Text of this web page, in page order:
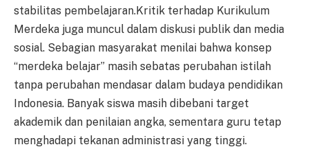
stabilitas pembelajaran.Kritik terhadap Kurikulum
Merdeka juga muncul dalam diskusi publik dan media
sosial. Sebagian masyarakat menilai bahwa konsep
“merdeka belajar” masih sebatas perubahan istilah
tanpa perubahan mendasar dalam budaya pendidikan
Indonesia. Banyak siswa masih dibebani target
akademik dan penilaian angka, sementara guru tetap
menghadapi tekanan administrasi yang tinggi.